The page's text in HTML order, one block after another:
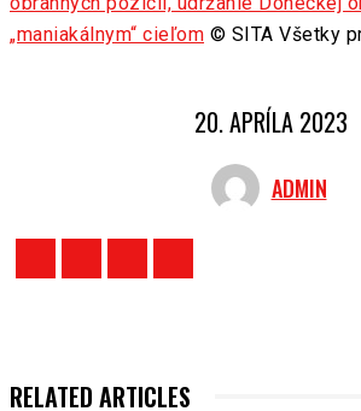
„maniakálnym“ cieľom © SITA Všetky
20. APRÍLA 2023
ADMIN
RELATED ARTICLES